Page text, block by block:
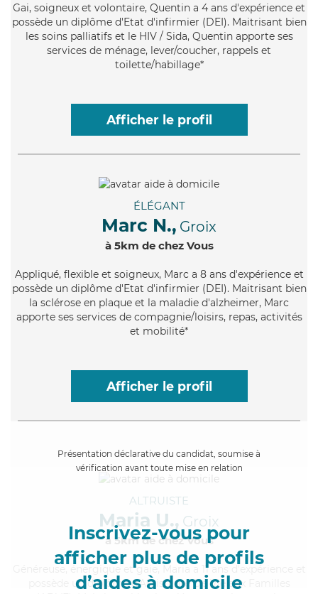
Gai, soigneux et volontaire, Quentin a 4 ans d'expérience et
possède un diplôme d'Etat d'infirmier (DEI). Maitrisant bien
les soins palliatifs et le HIV / Sida, Quentin apporte ses
services de ménage, lever/coucher, rappels et
toilette/habillage*
Afficher le profil
ÉLÉGANT
Marc N., Groix
à 5km de chez Vous
Appliqué, flexible et soigneux, Marc a 8 ans d'expérience et
possède un diplôme d'Etat d'infirmier (DEI). Maitrisant bien
la sclérose en plaque et la maladie d'alzheimer, Marc
apporte ses services de compagnie/loisirs, repas, activités
et mobilité*
Afficher le profil
Présentation déclarative du candidat, soumise à
vérification avant toute mise en relation
Inscrivez-vous pour
afficher plus de profils
d’aides à domicile
ALTRUISTE
Maria U., Groix
à 5km de chez Vous
, énergique et gaie, Maria a 11 ans d'expérience et
possède un diplôme d'Assistante De Vie aux Familles